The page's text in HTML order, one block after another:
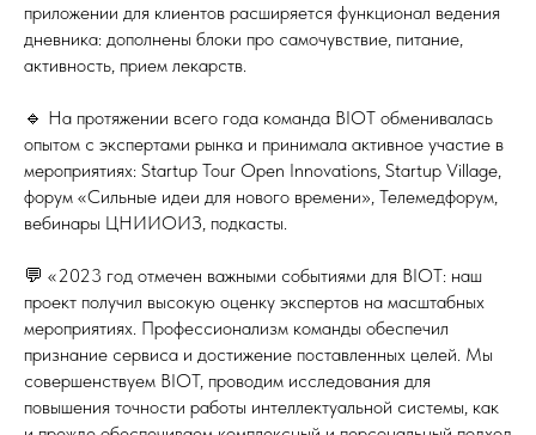
приложении для клиентов расширяется функционал ведения
дневника: дополнены блоки про самочувствие, питание,
активность, прием лекарств.
🔹 На протяжении всего года команда BIOT обменивалась
опытом с экспертами рынка и принимала активное участие в
мероприятиях: Startup Tour Open Innovations, Startup Village,
форум «Сильные идеи для нового времени», Телемедфорум,
вебинары ЦНИИОИЗ, подкасты.
💬 «2023 год отмечен важными событиями для BIOT: наш
проект получил высокую оценку экспертов на масштабных
мероприятиях. Профессионализм команды обеспечил
признание сервиса и достижение поставленных целей. Мы
совершенствуем BIOT, проводим исследования для
повышения точности работы интеллектуальной системы, как